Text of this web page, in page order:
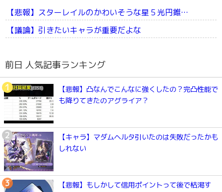
【悲報】スターレイルのかわいそうな星５光円錐…
【議論】引きたいキャラが重要だよな
前日 人気記事ランキング
【悲報】凸なんでこんなに強くしたの？完凸性能で
も降りてきたのアグライア？
【キャラ】マダムヘルタ引いたのは失敗だったかも
しれない
【悲報】もしかして信用ポイントって後で枯渇す